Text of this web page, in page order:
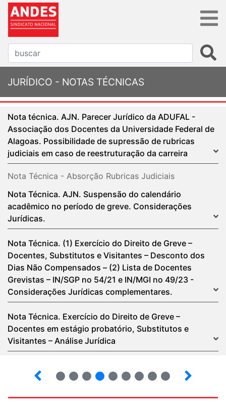
JURÍDICO - NOTAS TÉCNICAS
Nota técnica. AJN. Parecer Jurídico da ADUFAL -
Associação dos Docentes da Universidade Federal de
Alagoas. Possibilidade de supressão de rubricas
judiciais em caso de reestruturação da carreira
Nota Técnica - Absorção Rubricas Judiciais
Nota Técnica. AJN. Suspensão do calendário
acadêmico no período de greve. Considerações
Jurídicas.
Nota Técnica. (1) Exercício do Direito de Greve –
Docentes, Substitutos e Visitantes – Desconto dos
Dias Não Compensados – (2) Lista de Docentes
Grevistas – IN/SGP no 54/21 e IN/MGI no 49/23 -
Considerações Jurídicas complementares.
Nota Técnica. Exercício do Direito de Greve –
Docentes em estágio probatório, Substitutos e
Visitantes – Análise Jurídica